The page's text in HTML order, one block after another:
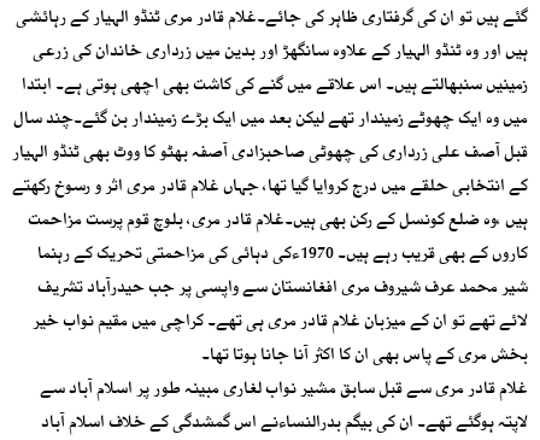
گئے ہیں تو ان کی گرفتاری ظاہر کی جائے۔غلام قادر مری ٹنڈو الہیار کے رہائشی
ہیں اور وہ ٹنڈو الہیار کے علاوہ سانگھڑ اور بدین میں زرداری خاندان کی زرعی
زمینیں سنبھالتے ہیں۔ اس علاقے میں گنے کی کاشت بھی اچھی ہوتی ہے۔ ابتدا
میں وہ ایک چھوٹے زمیندار تھے لیکن بعد میں ایک بڑے زمیندار بن گئے۔چند سال
قبل آصف علی زرداری کی چھوٹی صاحبزادی آصفہ بھٹو کا ووٹ بھی ٹنڈو الہیار
کے انتخابی حلقے میں درج کروایا گیا تھا، جہاں غلام قادر مری اثر و رسوخ رکھتے
ہیں ،وہ ضلع کونسل کے رکن بھی ہیں۔غلام قادر مری، بلوچ قوم پرست مزاحمت
کاروں کے بھی قریب رہے ہیں۔ 1970ءکی دہائی کی مزاحمتی تحریک کے رہنما
شیر محمد عرف شیروف مری افغانستان سے واپسی پر جب حیدرآباد تشریف
لائے تھے تو ان کے میزبان غلام قادر مری ہی تھے۔ کراچی میں مقیم نواب خیر
بخش مری کے پاس بھی ان کا اکثر آنا جانا ہوتا تھا۔
غلام قادر مری سے قبل سابق مشیر نواب لغاری مبینہ طور پر اسلام آباد سے
لاپتہ ہوگئے تھے۔ ان کی بیگم بدرالنساءنے اس گمشدگی کے خلاف اسلام آباد